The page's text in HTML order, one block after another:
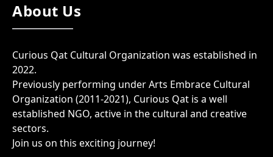
About Us
Curious Qat Cultural Organization was established in
2022.
Previously performing under Arts Embrace Cultural
Organization (2011-2021), Curious Qat is a well
established NGO, active in the cultural and creative
sectors.
Join us on this exciting journey!